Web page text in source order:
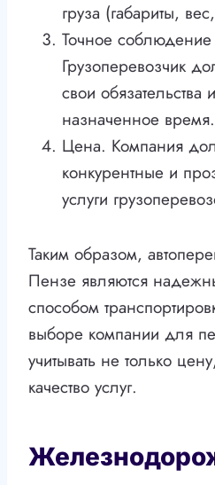
груза (габариты,
Точное соблюдение
Грузоперевозчик
свои обязательства
назначенное время.
Цена. Компания
конкурентные и
услуги
Таким образом,
Пензе являются
способом
выборе компании для
учитывать не только
качество услуг.